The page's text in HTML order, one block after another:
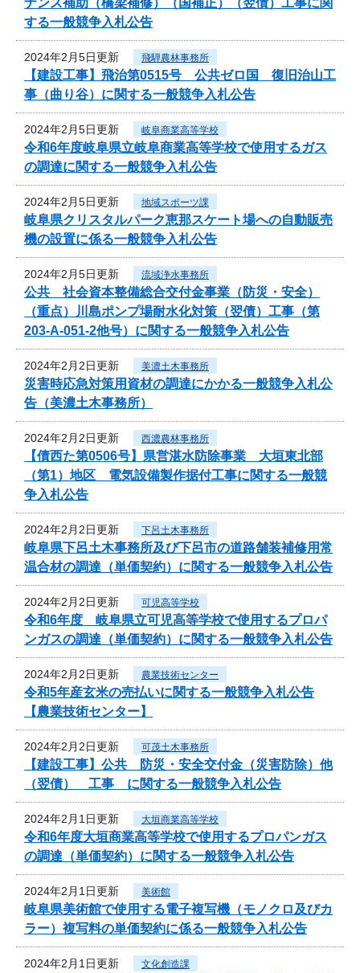
する一般競争入札公告
2024年2月5日更新 飛騨農林事務所
【建設工事】飛治第0515号 公共ゼロ国 復旧治山工
事（曲り谷）に関する一般競争入札公告
2024年2月5日更新 岐阜商業高等学校
令和6年度岐阜県立岐阜商業高等学校で使用するガス
の調達に関する一般競争入札公告
2024年2月5日更新 地域スポーツ課
岐阜県クリスタルパーク恵那スケート場への自動販売
機の設置に係る一般競争入札公告
2024年2月5日更新 流域浄水事務所
公共 社会資本整備総合交付金事業（防災・安全）
（重点）川島ポンプ場耐水化対策（翌債）工事（第
203-A-051-2他号）に関する一般競争入札公告
2024年2月2日更新 美濃土木事務所
災害時応急対策用資材の調達にかかる一般競争入札公
告（美濃土木事務所）
2024年2月2日更新 西濃農林事務所
【債西た第0506号】県営湛水防除事業 大垣東北部
（第1）地区 電気設備製作据付工事に関する一般競
争入札公告
2024年2月2日更新 下呂土木事務所
岐阜県下呂土木事務所及び下呂市の道路舗装補修用常
温合材の調達（単価契約）に関する一般競争入札公告
2024年2月2日更新 可児高等学校
令和6年度 岐阜県立可児高等学校で使用するプロパ
ンガスの調達（単価契約）に関する一般競争入札公告
2024年2月2日更新 農業技術センター
令和5年産玄米の売払いに関する一般競争入札公告
【農業技術センター】
2024年2月2日更新 可茂土木事務所
【建設工事】公共 防災・安全交付金（災害防除）他
（翌債） 工事 に関する一般競争入札公告
2024年2月1日更新 大垣商業高等学校
令和6年度大垣商業高等学校で使用するプロパンガス
の調達（単価契約）に関する一般競争入札公告
2024年2月1日更新 美術館
岐阜県美術館で使用する電子複写機（モノクロ及びカ
ラー）複写料の単価契約に係る一般競争入札公告
2024年2月1日更新 文化創造課